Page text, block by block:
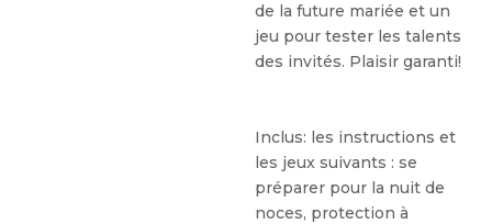
de la future mariée et un
jeu pour tester les talents
des invités. Plaisir garanti!
Inclus: les instructions et
les jeux suivants : se
préparer pour la nuit de
noces, protection à